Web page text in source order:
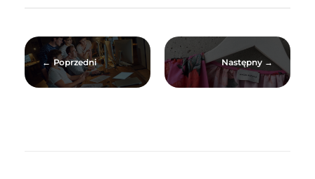
Poprzedni Następny